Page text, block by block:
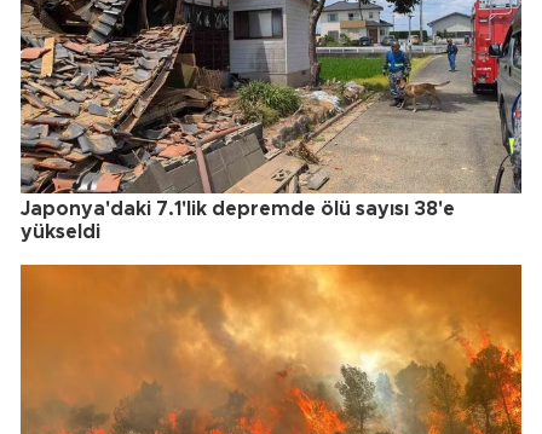
Japonya'daki 7.1'lik depremde ölü sayısı 38'e
yükseldi